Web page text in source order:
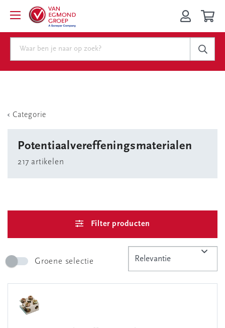
Categorie
Potentiaalvereffeningsmaterialen
217 artikelen
Filter producten
Groene selectie